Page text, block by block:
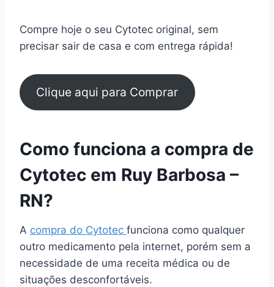
Compre hoje o seu Cytotec original, sem
precisar sair de casa e com entrega rápida!
Clique aqui para Comprar
Como funciona a compra de
Cytotec em Ruy Barbosa –
RN?
A compra do Cytotec funciona como qualquer
outro medicamento pela internet, porém sem a
necessidade de uma receita médica ou de
situações desconfortáveis.